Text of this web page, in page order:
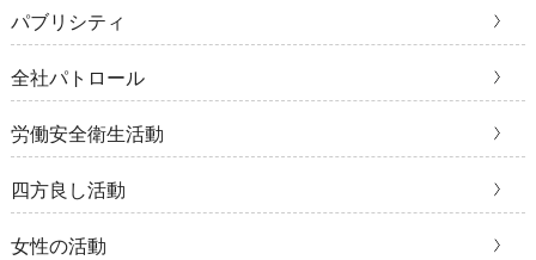
パブリシティ
全社パトロール
労働安全衛生活動
四方良し活動
女性の活動